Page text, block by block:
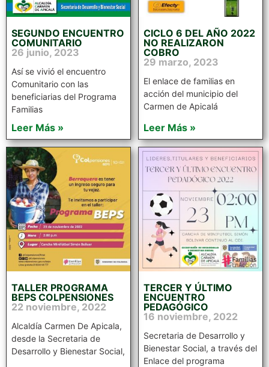
SEGUNDO ENCUENTRO
COMUNITARIO
26 junio, 2023
Así se vivió el encuentro
Comunitario con las
beneficiarias del Programa
Familias
Leer Más »
CICLO 6 DEL AÑO 2022
NO REALIZARON
COBRO
29 marzo, 2023
El enlace de familias en
acción del municipio del
Carmen de Apicalá
Leer Más »
TALLER PROGRAMA
BEPS COLPENSIONES
22 noviembre, 2022
Alcaldía Carmen De Apicala,
desde la Secretaria de
Desarrollo y Bienestar Social,
TERCER Y ÚLTIMO
ENCUENTRO
PEDAGÓGICO
16 noviembre, 2022
Secretaria de Desarrollo y
Bienestar Social, a través del
Enlace del programa